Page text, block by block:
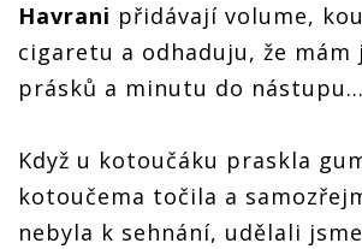
Havrani přidávají volume,
cigaretu a odhaduju, že mám
prásků a minutu do nástupu…
Když u kotoučáku praskla
kotoučema točila a
nebyla k sehnání, udělali